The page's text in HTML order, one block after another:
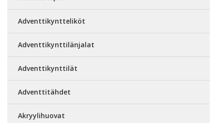
Adventtikyntteliköt
Adventtikynttilänjalat
Adventtikynttilät
Adventtitähdet
Akryylihuovat